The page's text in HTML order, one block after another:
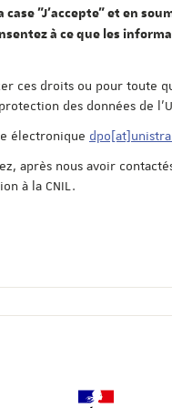
case "J'accepte" et en
à ce que les
ces droits ou pour toute
des données de
électronique
après nous avoir
à la CNIL.